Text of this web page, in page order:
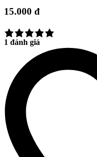
15.000 đ
1 đánh giá